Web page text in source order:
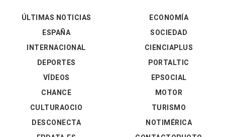
ÚLTIMAS NOTICIAS
ESPAÑA
INTERNACIONAL
DEPORTES
VÍDEOS
ECONOMÍA
SOCIEDAD
CIENCIAPLUS
PORTALTIC
EPSOCIAL
CHANCE
CULTURAOCIO
DESCONECTA
MOTOR
TURISMO
NOTIMÉRICA